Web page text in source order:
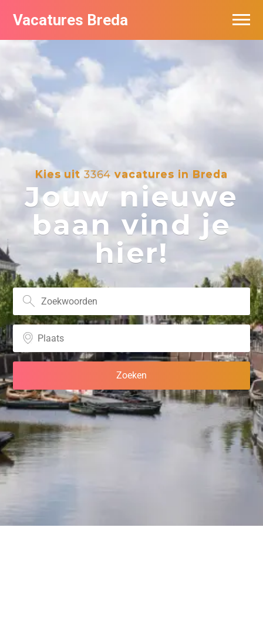
Vacatures Breda
Kies uit 3364 vacatures in Breda
Jouw nieuwe
baan vind je
hier!
Vacatures per bedrijf in Breda
De populairste vacatures in Breda
Nieuwsbrief feed